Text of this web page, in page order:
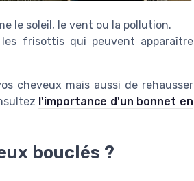
le soleil, le vent ou la pollution.
frisottis qui peuvent apparaître
cheveux mais aussi de rehausser
l'importance d'un bonnet en
bouclés ?